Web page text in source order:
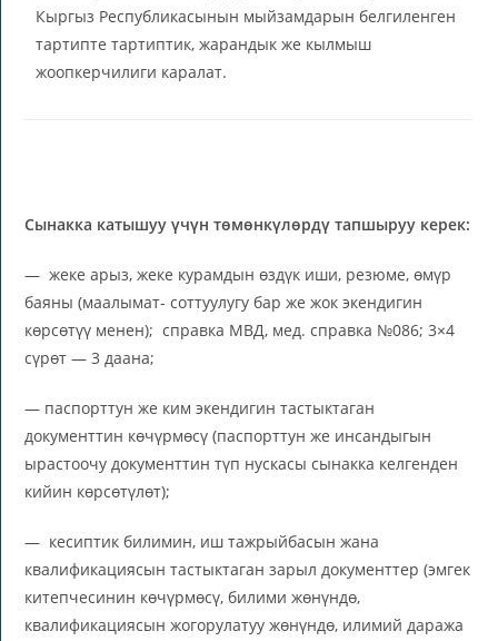
Кыргыз Республикасынын мыйзамдарын белгиленген
тартипте тартиптик, жарандык же кылмыш
жоопкерчилиги каралат.
Сынакка катышуу үчүн төмөнкүлөрдү тапшыруу керек:
— жеке арыз, жеке курамдын өздүк иши, резюме, өмүр
баяны (маалымат- соттуулугу бар же жок экендигин
көрсөтүү менен); справка МВД, мед. справка №086; 3×4
сүрөт — 3 даана;
— паспорттун же ким экендигин тастыктаган
документтин көчүрмөсү (паспорттун же инсандыгын
ырастоочу документтин түп нускасы сынакка келгенден
кийин көрсөтүлөт);
— кесиптик билимин, иш тажрыйбасын жана
квалификациясын тастыктаган зарыл документтер (эмгек
китепчесинин көчүрмөсү, билими жөнүндө,
квалификациясын жогорулатуу жөнүндө, илимий даража